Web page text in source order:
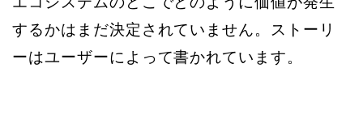
するかはまだ決定されていません。ストーリ
ーはユーザーによって書かれています。